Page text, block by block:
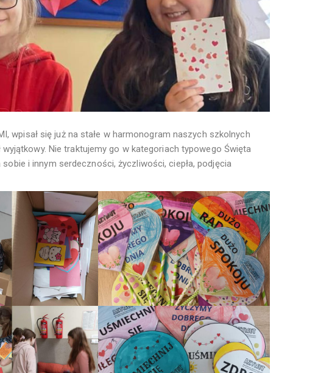
wpisał się już na stałe w harmonogram naszych szkolnych
Nie traktujemy go w kategoriach typowego Święta
i innym serdeczności, życzliwości, ciepła, podjęcia